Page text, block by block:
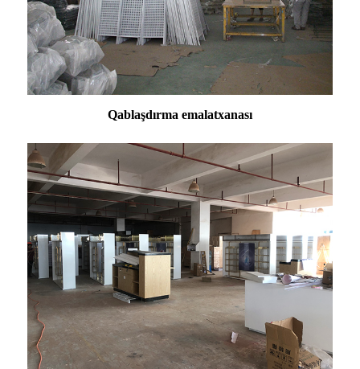
Qablaşdırma emalatxanası